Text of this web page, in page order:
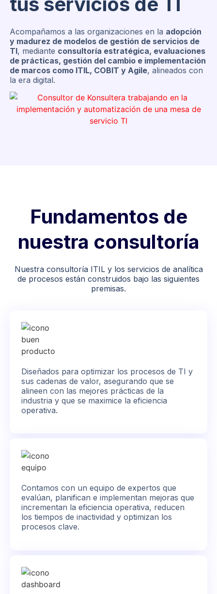
Acompañamos a las organizaciones en la adopción
y madurez de modelos de gestión de servicios de
TI, mediante consultoría estratégica, evaluaciones
de prácticas, gestión del cambio e implementación
de marcos como ITIL, COBIT y Agile, alineados con
la era digital.
Fundamentos de
nuestra consultoría
Nuestra consultoría ITIL y los servicios de analítica
de procesos están construidos bajo las siguientes
premisas.
Diseñados para optimizar los procesos de TI y
sus cadenas de valor, asegurando que se
alineen con las mejores prácticas de la
industria y que se maximice la eficiencia
operativa.
Contamos con un equipo de expertos que
evalúan, planifican e implementan mejoras que
incrementan la eficiencia operativa, reducen
los tiempos de inactividad y optimizan los
procesos clave.